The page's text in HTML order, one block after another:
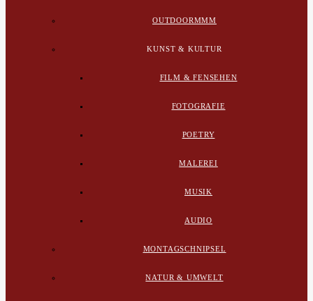
OUTDOORMMM
KUNST & KULTUR
FILM & FENSEHEN
FOTOGRAFIE
POETRY
MALEREI
MUSIK
AUDIO
MONTAGSCHNIPSEL
NATUR & UMWELT